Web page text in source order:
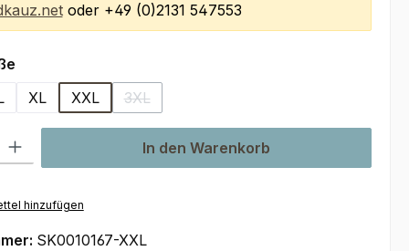
oder +49 (0)2131 547553
auswählen
XL XXL 3XL
(Diese Option ist zurzeit nicht verfügbar.)
Gib den gewünschten Wert ein oder benutze die Schaltflächen
In den Warenkorb
hinzufügen
SK0010167-XXL